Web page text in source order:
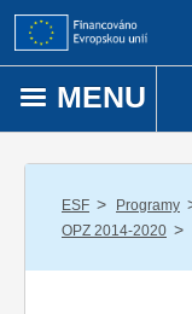
Přejít k obsahu
MENU
ESF / Programy /
OPZ 2014-2020 /